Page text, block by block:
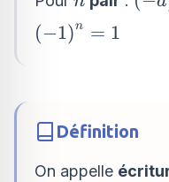
a^{n}
- 1
\left( -
(−1)n = 1
Définition
On appelle